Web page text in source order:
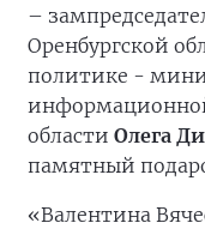
–
Оренбургской
политике -
области Олега
памятный
«Валентина